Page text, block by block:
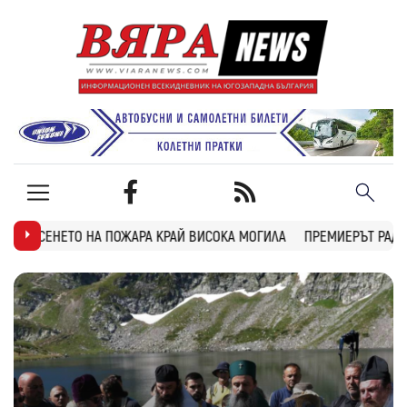
КРАЙ ВИСОКА МОГИЛА ПРЕМИЕРЪТ РАДЕВ: ДРОН НАХЛУ В